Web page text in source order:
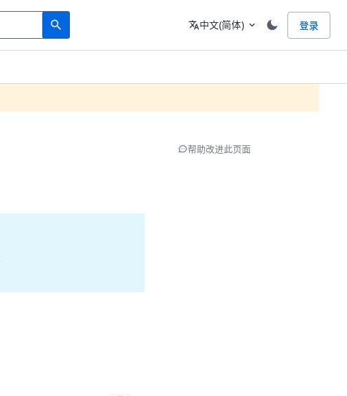
search
Search 语言
translate中文(简体) expand_more 登录
帮助改进此页面